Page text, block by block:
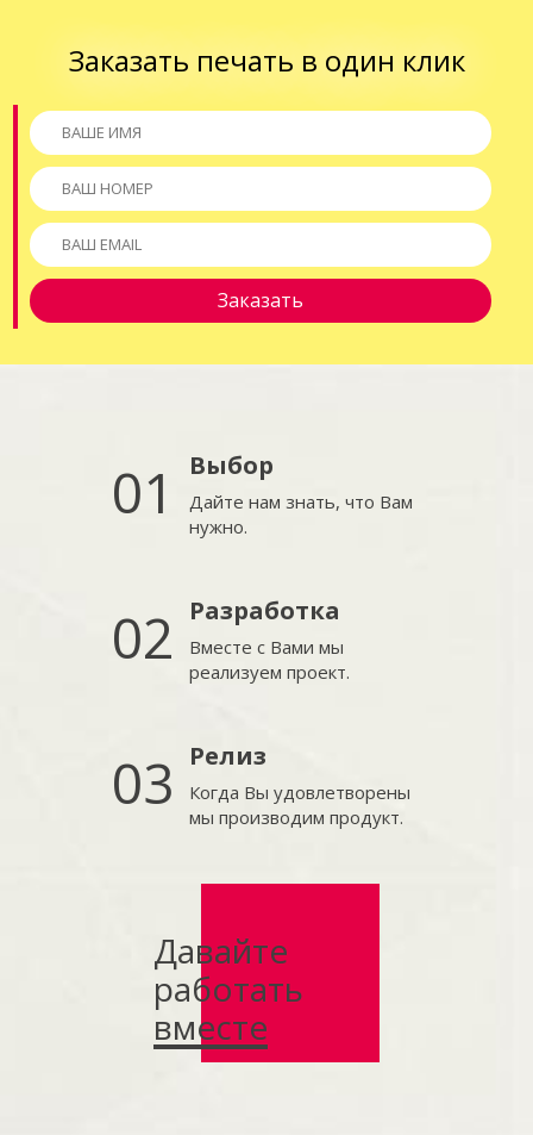
Заказать печать в один клик
01 Выбор
Дайте нам знать, что Вам
нужно.
02 Разработка
Вместе с Вами мы
реализуем проект.
03 Релиз
Когда Вы удовлетворены
мы производим продукт.
Давайте
работать
вместе